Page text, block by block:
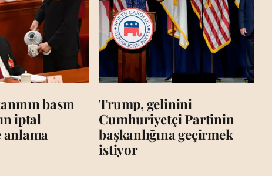
basın
iptal
anlama
Trump, gelinini
Cumhuriyetçi Partinin
başkanlığına geçirmek
istiyor